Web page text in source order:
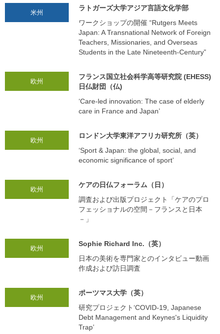
米州
ラトガーズ大学アジア言語文化学部
ワークショップの開催 “Rutgers Meets
Japan: A Transnational Network of Foreign
Teachers, Missionaries, and Overseas
Students in the Late Nineteenth-Century”
欧州
フランス国立社会科学高等研究院 (EHESS)
日仏財団（仏)
‘Care-led innovation: The case of elderly
care in France and Japan’
欧州
ロンドン大学東洋アフリカ研究所（英）
‘Sport & Japan: the global, social, and
economic significance of sport’
欧州
ケアの日仏フォーラム（日）
調査および出版プロジェクト「ケアのプロ
フェッショナルの空間－フランスと日本
－」
欧州
Sophie Richard Inc.（英）
日本の美術を専門家とのインタビュー動画
作成および訪日調査
欧州
ポーツマス大学（英）
研究プロジェクト‘COVID-19, Japanese
Debt Management and Keynes's Liquidity
Trap’